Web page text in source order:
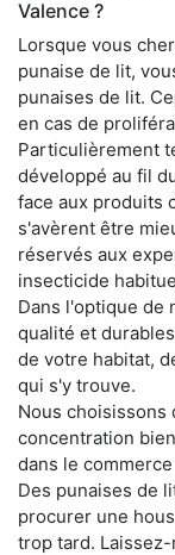
Valence ?
Lorsque vous
punaise de lit,
punaises de lit.
en cas de
Particulièrement
développé au fil
face aux produits
s'avèrent être
réservés aux
insecticide
Dans l'optique de
qualité et
de votre habitat,
qui s'y trouve.
Nous choisissons
concentration
dans le
Des punaises de
procurer une
trop tard.